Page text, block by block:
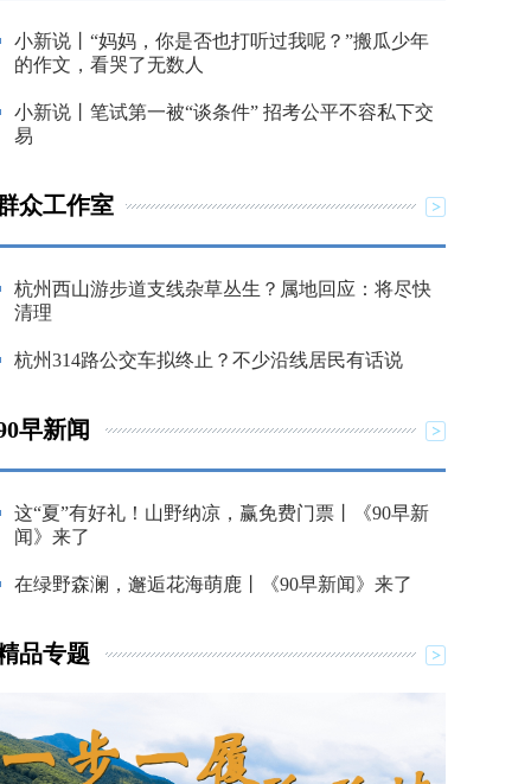
小新说丨“妈妈，你是否也打听过我呢？”搬瓜少年
的作文，看哭了无数人
小新说丨笔试第一被“谈条件” 招考公平不容私下交
易
众工作室
杭州西山游步道支线杂草丛生？属地回应：将尽快
清理
杭州314路公交车拟终止？不少沿线居民有话说
早新闻
这“夏”有好礼！山野纳凉，赢免费门票丨《90早新
闻》来了
在绿野森澜，邂逅花海萌鹿丨《90早新闻》来了
品专题